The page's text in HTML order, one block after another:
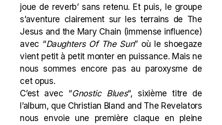
joue de reverb’ sans retenu. Et puis, le groupe
s’aventure clairement sur les terrains de The
Jesus and the Mary Chain (immense influence)
avec “Daughters Of The Sun” où le shoegaze
vient petit à petit monter en puissance. Mais ne
nous sommes encore pas au paroxysme de
cet opus.
C’est avec “Gnostic Blues“, sixième titre de
l’album, que Christian Bland and The Revelators
nous envoie une première claque en pleine